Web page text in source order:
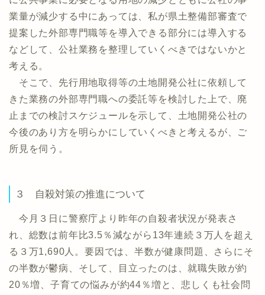
業量が減少する中にあっては、私が県土整備部審査で
提案した外部専門職等を導入できる部分には導入する
などして、公社業務を整理していくべきではないかと
考える。
そこで、先行用地取得等の土地開発公社に依頼して
きた業務の外部専門職への委託等を検討した上で、廃
止までの検討スケジュールを示して、土地開発公社の
今後のあり方を明らかにしていくべきと考えるが、ご
所見を伺う。
３ 自殺対策の推進について
今月３日に警察庁より昨年の自殺者状況が発表さ
れ、総数は前年比3.5％減ながら13年連続３万人を超え
る３万1,690人。要因では、半数が健康問題、さらにそ
の半数が鬱病、そして、目立ったのは、就職失敗が約
20％増、子育ての悩みが約44％増と、悲しくも社会問